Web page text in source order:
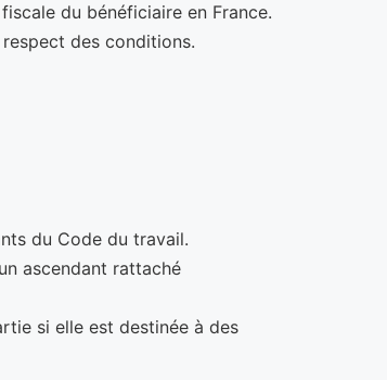
du bénéficiaire en France.
respect des conditions.
du Code du travail.
ascendant rattaché
si elle est destinée à des